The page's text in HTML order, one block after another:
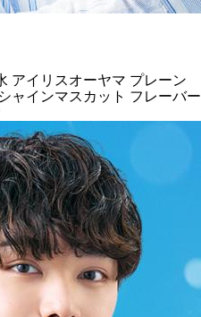
アイリスオーヤマ プレーン
ャインマスカット フレーバー